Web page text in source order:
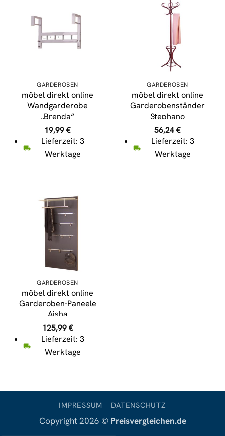
GARDEROBEN
möbel direkt online
Wandgarderobe
„Brenda“
19,99€
Lieferzeit: 3
Werktage
GARDEROBEN
möbel direkt online
Garderobenständer
Stephano
56,24€
Lieferzeit: 3
Werktage
GARDEROBEN
möbel direkt online
Garderoben-Paneele
Aisha
125,99€
Lieferzeit: 3
Werktage
IMPRESSUM DATENSCHUTZ
Copyright 2026 © Preisvergleichen.de